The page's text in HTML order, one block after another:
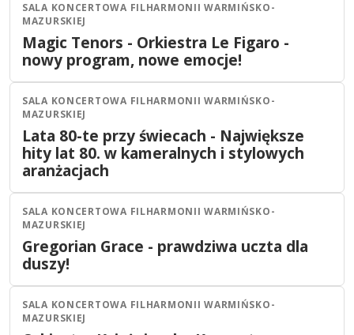
Olsztyn Koncert
18 PAŹ
2026 19:00
SALA KONCERTOWA FILHARMONII WARMIŃSKO-
MAZURSKIEJ
Magic Tenors - Orkiestra Le Figaro -
nowy program, nowe emocje!
Olsztyn Koncert
20 PAŹ
2026 19:30
SALA KONCERTOWA FILHARMONII WARMIŃSKO-
MAZURSKIEJ
Lata 80-te przy świecach - Największe
hity lat 80. w kameralnych i stylowych
aranżacjach
Olsztyn Koncert
22 PAŹ
2026 19:30
SALA KONCERTOWA FILHARMONII WARMIŃSKO-
MAZURSKIEJ
Gregorian Grace - prawdziwa uczta dla
duszy!
Olsztyn Koncert
SALA KONCERTOWA FILHARMONII WARMIŃSKO-
MAZURSKIEJ